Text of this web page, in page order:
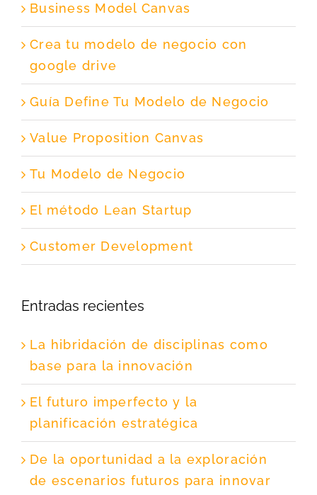
Business Model Canvas
Crea tu modelo de negocio con
google drive
Guía Define Tu Modelo de Negocio
Value Proposition Canvas
Tu Modelo de Negocio
El método Lean Startup
Customer Development
Entradas recientes
La hibridación de disciplinas como
base para la innovación
El futuro imperfecto y la
planificación estratégica
De la oportunidad a la exploración
de escenarios futuros para innovar